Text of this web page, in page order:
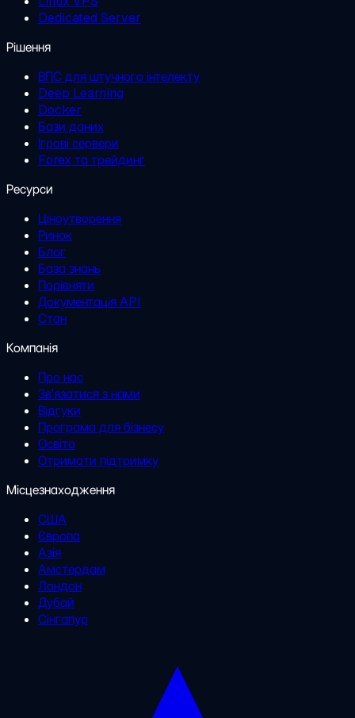
Dedicated Server
Рішення
ВПС для штучного інтелекту
Deep Learning
Docker
Бази даних
Ігрові сервери
Forex та трейдинг
Ресурси
Ціноутворення
Ринок
Блог
База знань
Порівняти
Документація API
Стан
Компанія
Про нас
Зв'язатися з нами
Відгуки
Програма для бізнесу
Освіта
Отримати підтримку
Місцезнаходження
США
Європа
Азія
Амстердам
Лондон
Дубай
Сінгапур